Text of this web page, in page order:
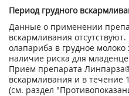
Период грудного
Данные о применении
вскармливания
олапариба в грудное
наличие риска для
Прием препарата Линпарза
вскармливания и в течение
(см. раздел